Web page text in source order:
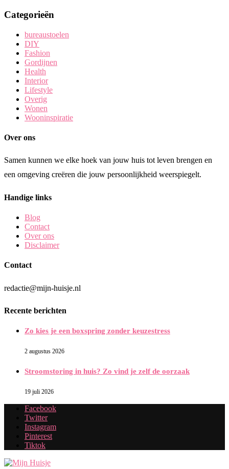
Categorieën
bureaustoelen
DIY
Fashion
Gordijnen
Health
Interior
Lifestyle
Overig
Wonen
Wooninspiratie
Over ons
Samen kunnen we elke hoek van jouw huis tot leven brengen en
een omgeving creëren die jouw persoonlijkheid weerspiegelt.
Handige links
Blog
Contact
Over ons
Disclaimer
Contact
redactie@mijn-huisje.nl
Recente berichten
Zo kies je een boxspring zonder keuzestress
2 augustus 2026
Stroomstoring in huis? Zo vind je zelf de oorzaak
19 juli 2026
Facebook
Twitter
Instagram
Pinterest
Tiktok